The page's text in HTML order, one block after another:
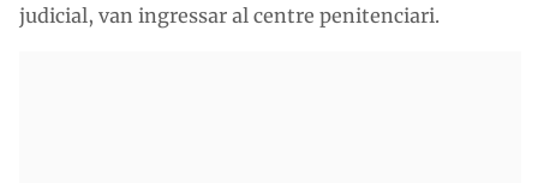
judicial, van ingressar al centre penitenciari.